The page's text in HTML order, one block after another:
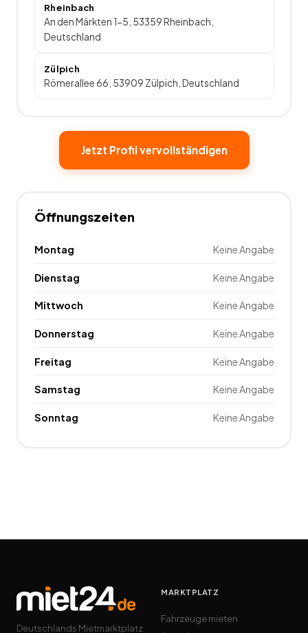
Rheinbach
An den Märkten 1-5, 53359 Rheinbach,
Deutschland
Zülpich
Römerallee 66, 53909 Zülpich, Deutschland
Jetzt Profil vervollständigen
Öffnungszeiten
Montag Keine Angabe
Dienstag Keine Angabe
Mittwoch Keine Angabe
Donnerstag Keine Angabe
Freitag Keine Angabe
Samstag Keine Angabe
Sonntag Keine Angabe
Deutschlands Mietmarktplatz
MARKTPLATZ
Fahrzeuge mieten